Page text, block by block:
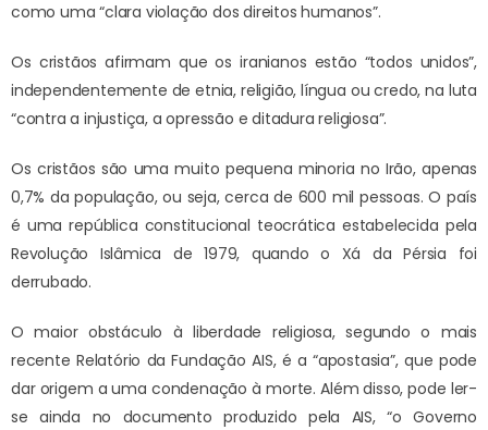
como uma “clara violação dos direitos humanos”.
Os cristãos afirmam que os iranianos estão “todos unidos”,
independentemente de etnia, religião, língua ou credo, na luta
“contra a injustiça, a opressão e ditadura religiosa”.
Os cristãos são uma muito pequena minoria no Irão, apenas
0,7% da população, ou seja, cerca de 600 mil pessoas. O país
é uma república constitucional teocrática estabelecida pela
Revolução Islâmica de 1979, quando o Xá da Pérsia foi
derrubado.
O maior obstáculo à liberdade religiosa, segundo o mais
recente Relatório da Fundação AIS, é a “apostasia”, que pode
dar origem a uma condenação à morte. Além disso, pode ler-
se ainda no documento produzido pela AIS, “o Governo